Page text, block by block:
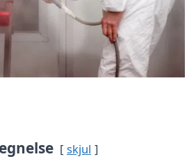
skjul